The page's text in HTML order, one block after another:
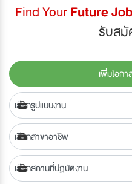
Find YourFuture
รับส
เพิ่มโอกา